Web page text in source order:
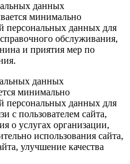
данных
минимально
персональных данных для
обслуживания,
и приятия мер по
данных
минимально
персональных данных для
с пользователем сайта,
о услугах организации,
использования сайта,
улучшение качества